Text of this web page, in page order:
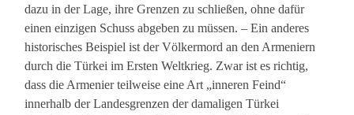
dazu in der Lage, ihre Grenzen zu schließen, ohne dafür
einen einzigen Schuss abgeben zu müssen. – Ein anderes
historisches Beispiel ist der Völkermord an den Armeniern
durch die Türkei im Ersten Weltkrieg. Zwar ist es richtig,
dass die Armenier teilweise eine Art „inneren Feind“
innerhalb der Landesgrenzen der damaligen Türkei